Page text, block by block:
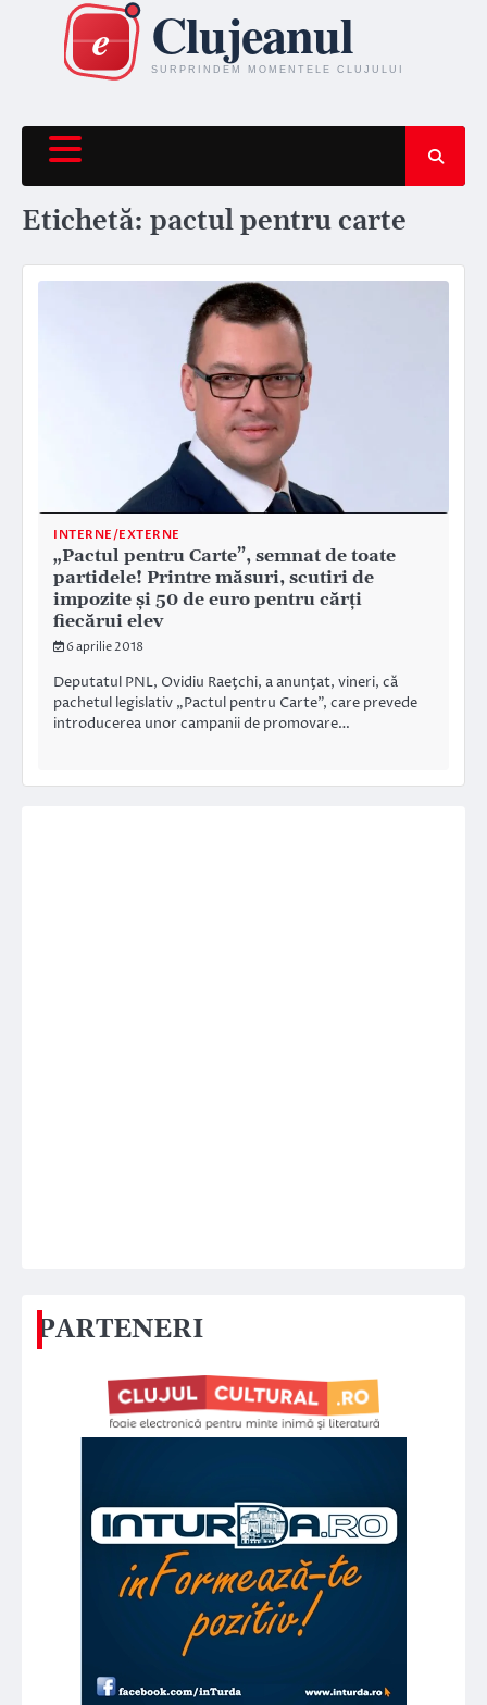
content
Etichetă: pactul pentru carte
INTERNE/EXTERNE
„Pactul pentru Carte”, semnat de toate
partidele! Printre măsuri, scutiri de
impozite și 50 de euro pentru cărţi
fiecărui elev
6 aprilie 2018
Deputatul PNL, Ovidiu Raeţchi, a anunţat, vineri, că
pachetul legislativ „Pactul pentru Carte”, care prevede
introducerea unor campanii de promovare…
PARTENERI